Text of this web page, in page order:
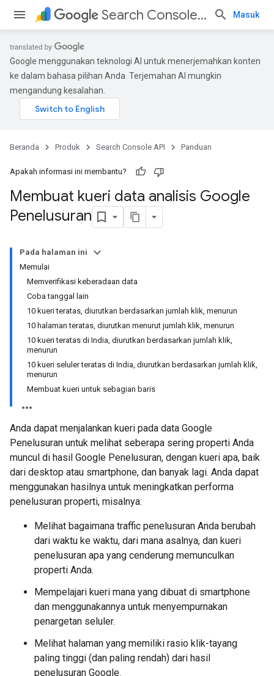
Search Console API Masuk
Google menggunakan teknologi AI untuk menerjemahkan konten
ke dalam bahasa pilihan Anda. Terjemahan AI mungkin
mengandung kesalahan.
Beranda Produk Search Console API Panduan
Apakah informasi ini membantu?
Membuat kueri data analisis Google
Penelusuran
Pada halaman ini
Memulai
Memverifikasi keberadaan data
Coba tanggal lain
10 kueri teratas, diurutkan berdasarkan jumlah klik, menurun
10 halaman teratas, diurutkan menurut jumlah klik, menurun
10 kueri teratas di India, diurutkan berdasarkan jumlah klik,
menurun
10 kueri seluler teratas di India, diurutkan berdasarkan jumlah klik,
menurun
Membuat kueri untuk sebagian baris
Anda dapat menjalankan kueri pada data Google
Penelusuran untuk melihat seberapa sering properti Anda
muncul di hasil Google Penelusuran, dengan kueri apa, baik
dari desktop atau smartphone, dan banyak lagi. Anda dapat
menggunakan hasilnya untuk meningkatkan performa
penelusuran properti, misalnya:
Melihat bagaimana traffic penelusuran Anda berubah
dari waktu ke waktu, dari mana asalnya, dan kueri
penelusuran apa yang cenderung memunculkan
properti Anda.
Mempelajari kueri mana yang dibuat di smartphone
dan menggunakannya untuk menyempurnakan
penargetan seluler.
Melihat halaman yang memiliki rasio klik-tayang
paling tinggi (dan paling rendah) dari hasil
penelusuran Google.